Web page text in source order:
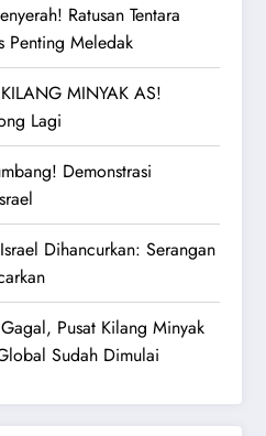
Ratusan Tentara
Penting Meledak
MINYAK AS!
Lagi
Demonstrasi
Dihancurkan: Serangan
Pusat Kilang Minyak
Sudah Dimulai